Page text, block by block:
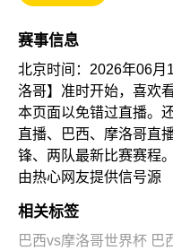
赛事信息
北京时间：2026年06月
洛哥】准时开始，喜欢
本页面以免错过直播。
直播、巴西、摩洛哥直
锋、两队最新比赛赛程
由热心网友提供信号源
相关标签
巴西vs摩洛哥世界杯 巴